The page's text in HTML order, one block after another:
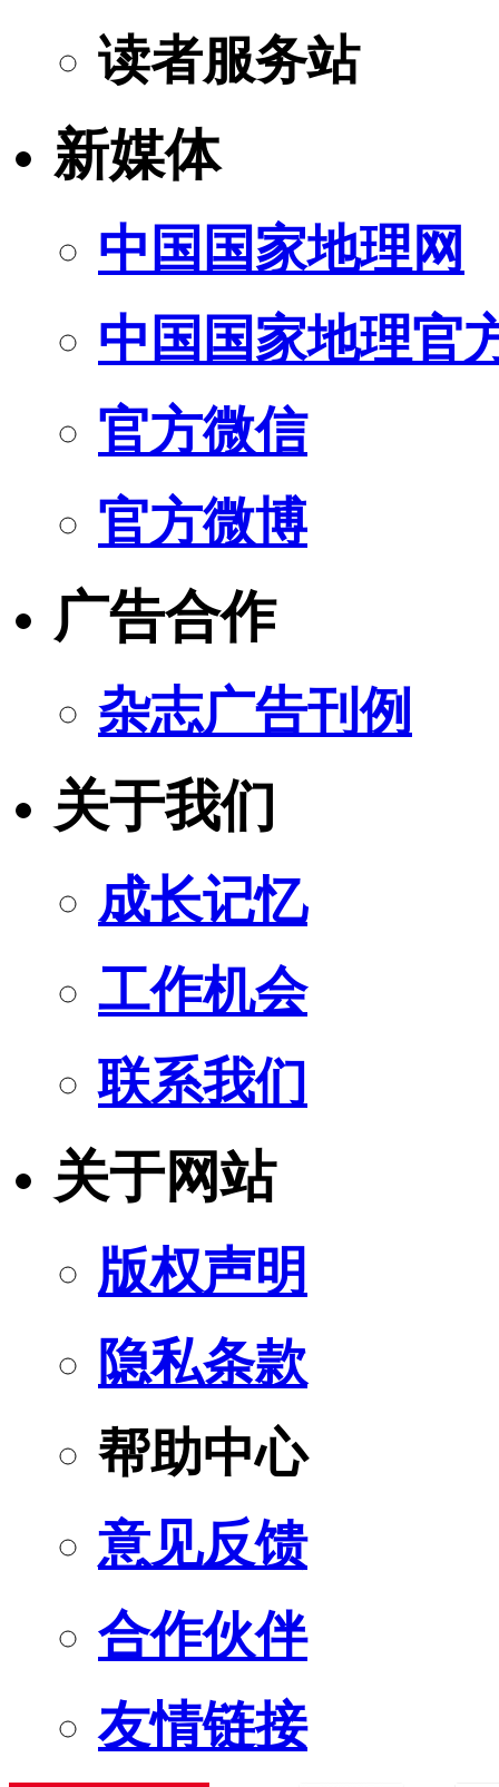
读者服务站
新媒体
中国国家地理网
中国国家地理官
官方微信
官方微博
广告合作
杂志广告刊例
关于我们
成长记忆
工作机会
联系我们
关于网站
版权声明
隐私条款
帮助中心
意见反馈
合作伙伴
友情链接